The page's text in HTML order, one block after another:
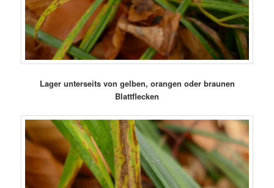
Lager unterseits von gelben, orangen oder braunen
Blattflecken